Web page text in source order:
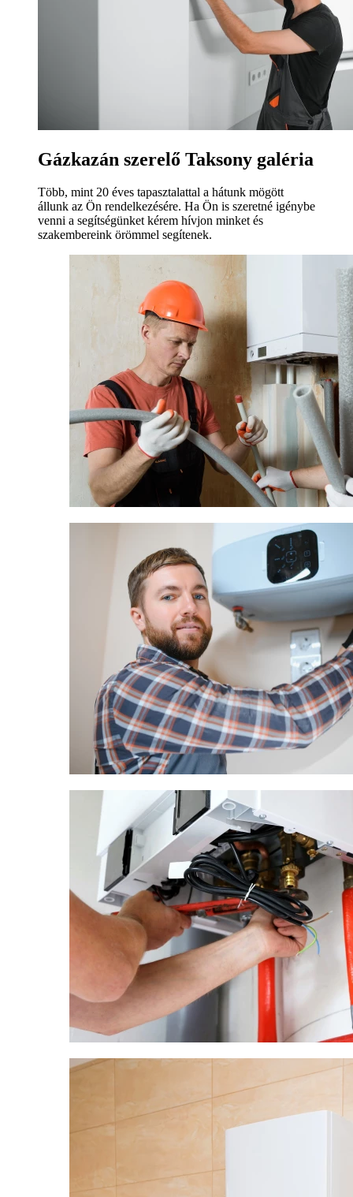
Gázkazán szerelő Taksony galéria
Több, mint 20 éves tapasztalattal a hátunk mögött
állunk az Ön rendelkezésére. Ha Ön is szeretné igénybe
venni a segítségünket kérem hívjon minket és
szakembereink örömmel segítenek.